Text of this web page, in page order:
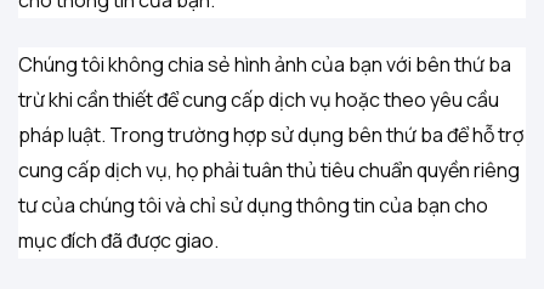
Chúng tôi không chia sẻ hình ảnh của bạn với bên thứ ba
trừ khi cần thiết để cung cấp dịch vụ hoặc theo yêu cầu
pháp luật. Trong trường hợp sử dụng bên thứ ba để hỗ trợ
cung cấp dịch vụ, họ phải tuân thủ tiêu chuẩn quyền riêng
tư của chúng tôi và chỉ sử dụng thông tin của bạn cho
mục đích đã được giao.